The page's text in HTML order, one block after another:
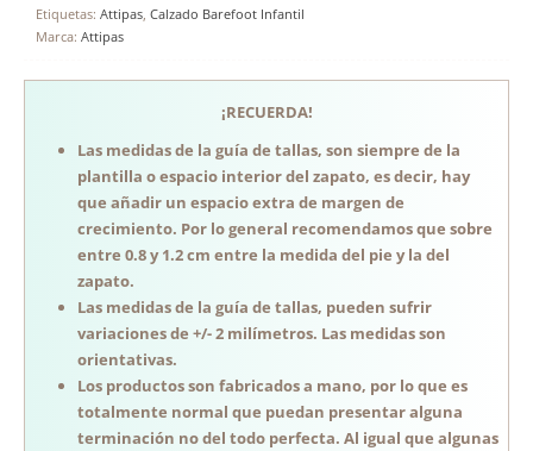
Etiquetas: Attipas Calzado Barefoot Infantil
Marca: Attipas
¡RECUERDA!
Las medidas de la guía de tallas, son siempre de la
plantilla o espacio interior del zapato, es decir, hay
que añadir un espacio extra de margen de
crecimiento. Por lo general recomendamos que sobre
entre 0.8 y 1.2 cm entre la medida del pie y la del
zapato.
Las medidas de la guía de tallas, pueden sufrir
variaciones de +/- 2 milímetros. Las medidas son
orientativas.
Los productos son fabricados a mano, por lo que es
totalmente normal que puedan presentar alguna
terminación no del todo perfecta. Al igual que algunas